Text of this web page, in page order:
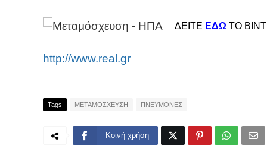
ΔΕΙΤΕ ΕΔΩ ΤΟ
http://www.real.gr
Tags ΜΕΤΑΜΟΣΧΕΥΣΗ ΠΝΕΥΜΟΝΕΣ
Κοινή χρήση